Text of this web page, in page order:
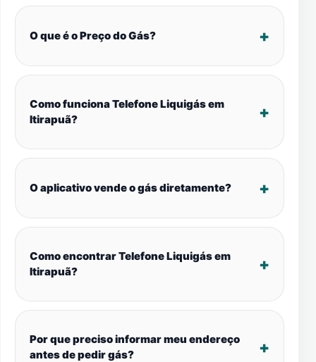
O que é o Preço do Gás?
Como funciona Telefone Liquigás em
Itirapuã?
O aplicativo vende o gás diretamente?
Como encontrar Telefone Liquigás em
Itirapuã?
Por que preciso informar meu endereço
antes de pedir gás?